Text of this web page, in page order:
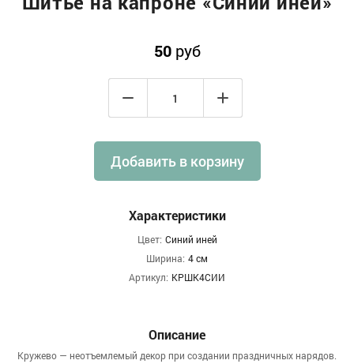
50руб
Добавить в корзину
Характеристики
Цвет: Синий иней
Ширина: 4 см
Артикул: КРШК4СИИ
Описание
Кружево — неотъемлемый декор при создании праздничных нарядов.